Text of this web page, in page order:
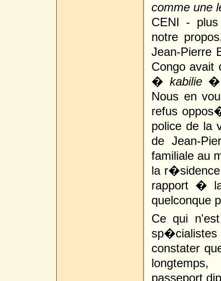
comme une
CENI -
notre
Jean-Pierre
Congo
� kabilie�
Nous en
refus
police de la
de Jean-
familiale au
la
rapport �
Ce qui
sp�cialistes
constater
passeport